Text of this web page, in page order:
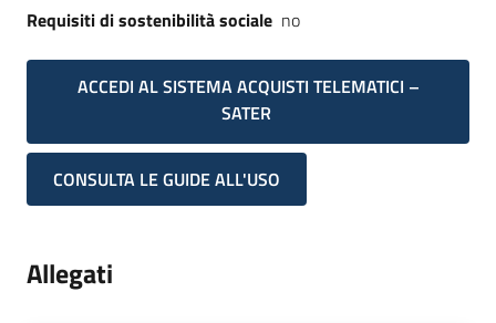
Requisiti di sostenibilità sociale no
ACCEDI AL SISTEMA ACQUISTI TELEMATICI –
SATER
CONSULTA LE GUIDE ALL'USO
Allegati